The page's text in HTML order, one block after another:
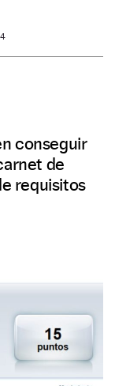
conseguir
de
requisitos